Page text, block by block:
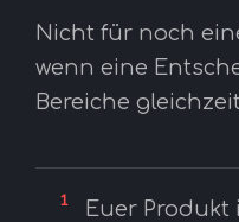
Nicht für noch
wenn eine
Bereiche
1
Euer